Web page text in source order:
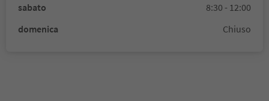
sabato
8:30 - 12:00
domenica
Chiuso